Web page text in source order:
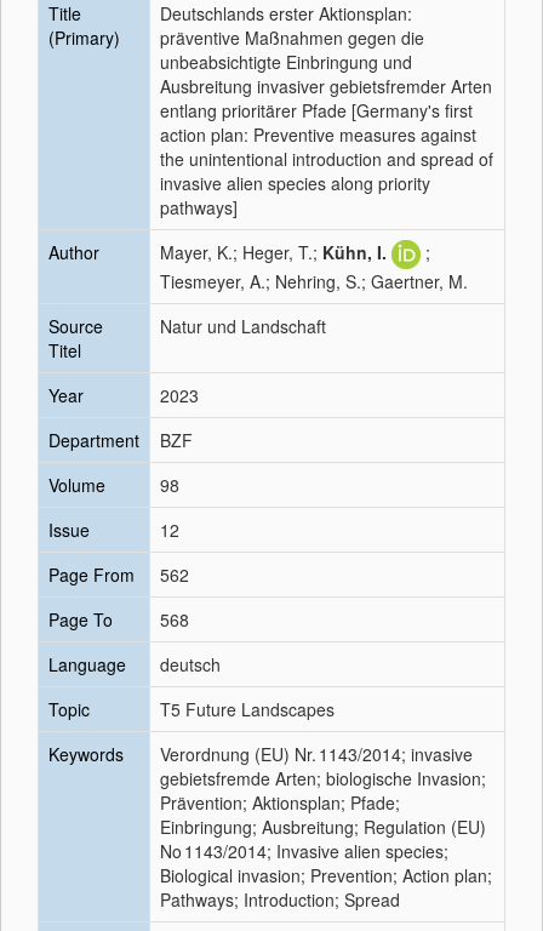
Title
(Primary)
Deutschlands erster Aktionsplan:
präventive Maßnahmen gegen die
unbeabsichtigte Einbringung und
Ausbreitung invasiver gebietsfremder Arten
entlang prioritärer Pfade [Germany's first
action plan: Preventive measures against
the unintentional introduction and spread of
invasive alien species along priority
pathways]
Author
Mayer, K.; Heger, T.; Kühn, I.
;
Tiesmeyer, A.; Nehring, S.; Gaertner, M.
Source
Titel
Natur und Landschaft
Year
2023
Department
BZF
Volume
98
Issue
12
Page From
562
Page To
568
Language
deutsch
Topic
T5 Future Landscapes
Keywords
Verordnung (EU) Nr. 1143/2014; invasive
gebietsfremde Arten; biologische Invasion;
Prävention; Aktionsplan; Pfade;
Einbringung; Ausbreitung; Regulation (EU)
No 1143/2014; Invasive alien species;
Biological invasion; Prevention; Action plan;
Pathways; Introduction; Spread